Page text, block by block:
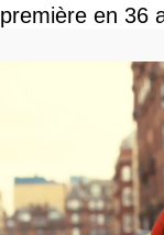
première en 36